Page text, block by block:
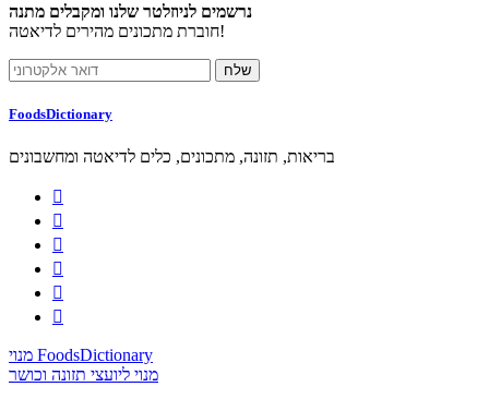
נרשמים לניוזלטר שלנו ומקבלים מתנה
חוברת מתכונים מהירים לדיאטה!
FoodsDictionary
בריאות, תזונה, מתכונים, כלים לדיאטה ומחשבונים






מנוי FoodsDictionary
מנוי ליועצי תזונה וכושר